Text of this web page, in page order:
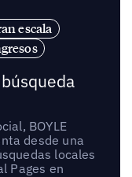
escala
BOYLE
desde una
locales
Pages en